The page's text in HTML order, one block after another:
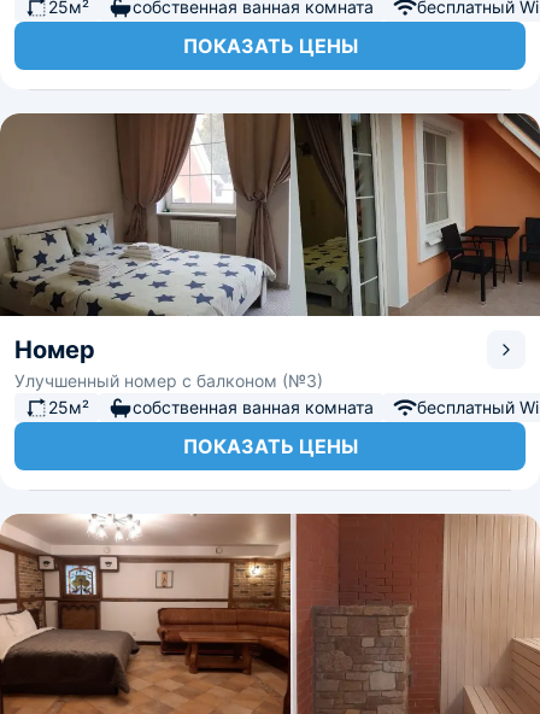
25м² собственная ванная комната бесплатный
ПОКАЗАТЬ ЦЕНЫ
Номер
Улучшенный номер с балконом (№3)
25м²
собственная ванная комната бесплатный
ПОКАЗАТЬ ЦЕНЫ